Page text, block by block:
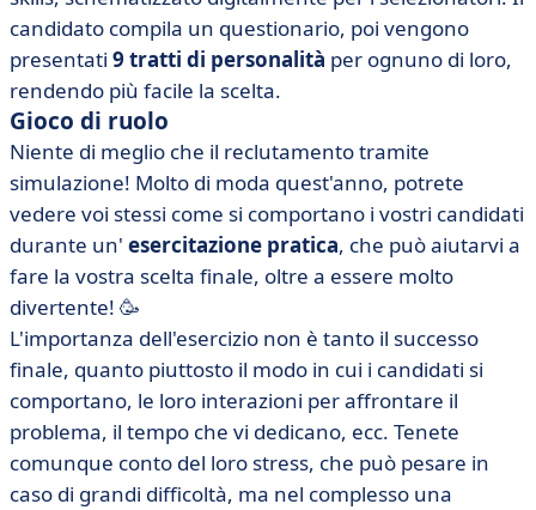
candidato compila un questionario, poi vengono
presentati 9 tratti di personalità per ognuno di loro,
rendendo più facile la scelta.
Gioco di ruolo
Niente di meglio che il reclutamento tramite
simulazione! Molto di moda quest'anno, potrete
vedere voi stessi come si comportano i vostri candidati
durante un' esercitazione pratica, che può aiutarvi a
fare la vostra scelta finale, oltre a essere molto
divertente! 🥳
L'importanza dell'esercizio non è tanto il successo
finale, quanto piuttosto il modo in cui i candidati si
comportano, le loro interazioni per affrontare il
problema, il tempo che vi dedicano, ecc. Tenete
comunque conto del loro stress, che può pesare in
caso di grandi difficoltà, ma nel complesso una